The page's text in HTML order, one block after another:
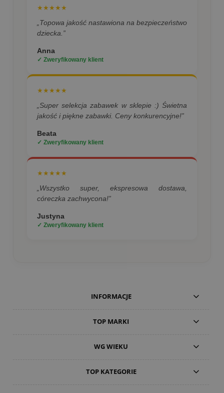
★★★★★
„Topowa jakość nastawiona na bezpieczeństwo
dziecka.”
Anna
✓ Zweryfikowany klient
★★★★★
„Super selekcja zabawek w sklepie :) Świetna
jakość i piękne zabawki. Ceny konkurencyjne!”
Beata
✓ Zweryfikowany klient
★★★★★
„Wszystko super, ekspresowa dostawa,
córeczka zachwycona!”
Justyna
✓ Zweryfikowany klient
INFORMACJE
TOP MARKI
WG WIEKU
TOP KATEGORIE